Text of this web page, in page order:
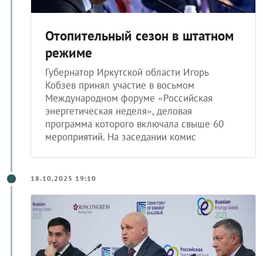
Отопительный сезон в штатном
режиме
Губернатор Иркутской области Игорь
Кобзев принял участие в восьмом
Международном форуме «Российская
энергетическая неделя», деловая
программа которого включала свыше 60
мероприятий. На заседании комис
18.10.2025 19:10